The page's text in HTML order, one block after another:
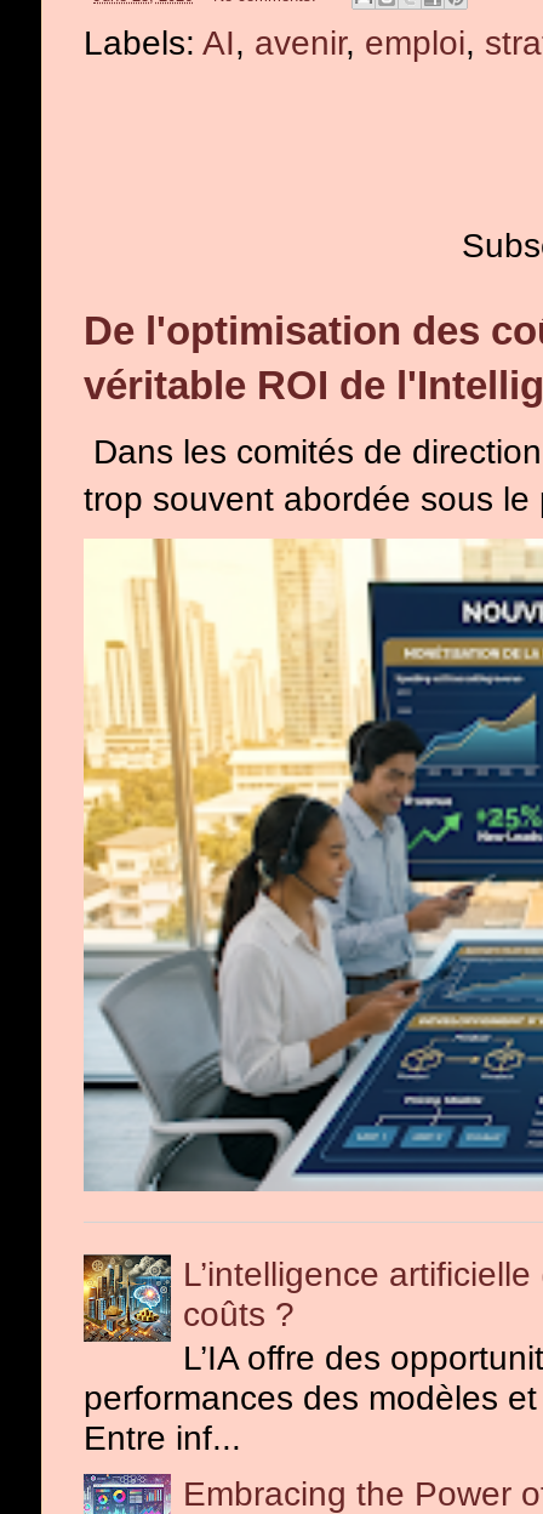
Labels: AI, avenir, emploi,
De l'optimisation des
véritable ROI de
Dans les comités de
trop souvent abordée sous
L’intelligence
coûts ?
L’IA offre des
performances des modèles
Entre inf...
Embracing the Power